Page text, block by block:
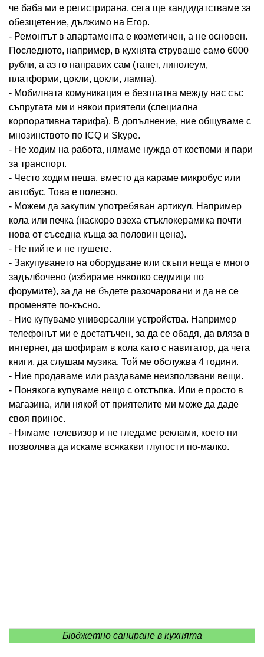
че баба ми е регистрирана, сега ще кандидатстваме за
обезщетение, дължимо на Егор.
- Ремонтът в апартамента е козметичен, а не основен.
Последното, например, в кухнята струваше само 6000
рубли, а аз го направих сам (тапет, линолеум,
платформи, цокли, цокли, лампа).
- Мобилната комуникация е безплатна между нас със
съпругата ми и някои приятели (специална
корпоративна тарифа). В допълнение, ние общуваме с
мнозинството по ICQ и Skype.
- Не ходим на работа, нямаме нужда от костюми и пари
за транспорт.
- Често ходим пеша, вместо да караме микробус или
автобус. Това е полезно.
- Можем да закупим употребяван артикул. Например
кола или печка (наскоро взеха стъклокерамика почти
нова от съседна къща за половин цена).
- Не пийте и не пушете.
- Закупуването на оборудване или скъпи неща е много
задълбочено (избираме няколко седмици по
форумите), за да не бъдете разочаровани и да не се
променяте по-късно.
- Ние купуваме универсални устройства. Например
телефонът ми е достатъчен, за да се обадя, да вляза в
интернет, да шофирам в кола като с навигатор, да чета
книги, да слушам музика. Той ме обслужва 4 години.
- Ние продаваме или раздаваме неизползвани вещи.
- Понякога купуваме нещо с отстъпка. Или е просто в
магазина, или някой от приятелите ми може да даде
своя принос.
- Нямаме телевизор и не гледаме реклами, което ни
позволява да искаме всякакви глупости по-малко.
Бюджетно саниране в кухнята